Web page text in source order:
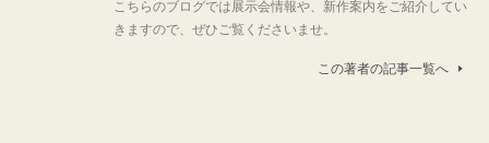
こちらのブログでは展示会情報や、新作案内をご紹介してい
きますので、ぜひご覧くださいませ。
この著者の記事一覧へ